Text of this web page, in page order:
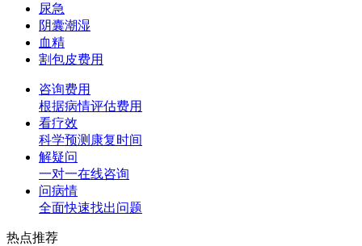
尿急
阴囊潮湿
血精
割包皮费用
咨询费用
根据病情评估费用
看疗效
科学预测康复时间
解疑问
一对一在线咨询
问病情
全面快速找出问题
热点推荐